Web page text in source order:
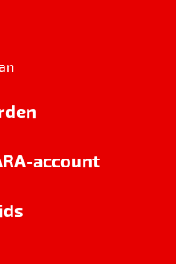
account